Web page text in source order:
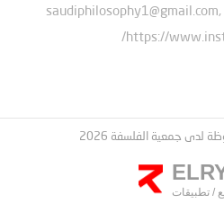
https://
جمعية الفلسفة 2026
/ تطبيقات